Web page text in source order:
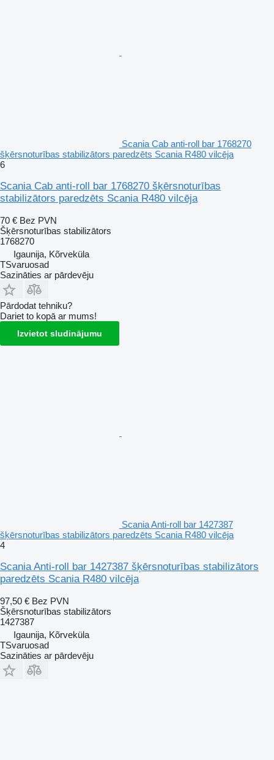
Scania Cab anti-roll bar 1768270
šķērsnoturības stabilizātors paredzēts Scania R480 vilcēja
6
Scania Cab anti-roll bar 1768270 šķērsnoturības
stabilizātors paredzēts Scania R480 vilcēja
70 € Bez PVN
Šķērsnoturības stabilizātors
1768270
Igaunija, Kõrveküla
TSvaruosad
Sazināties ar pārdevēju
Pārdodat tehniku?
Dariet to kopā ar mums!
Izvietot sludinājumu
Scania Anti-roll bar 1427387
šķērsnoturības stabilizātors paredzēts Scania R480 vilcēja
4
Scania Anti-roll bar 1427387 šķērsnoturības stabilizātors
paredzēts Scania R480 vilcēja
97,50 € Bez PVN
Šķērsnoturības stabilizātors
1427387
Igaunija, Kõrveküla
TSvaruosad
Sazināties ar pārdevēju